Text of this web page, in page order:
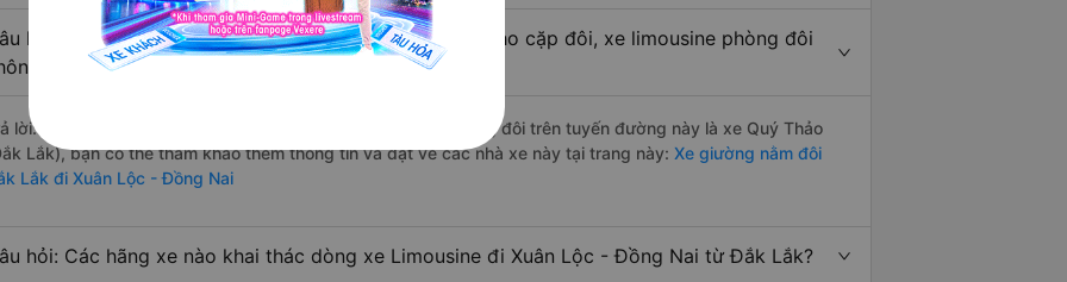
hỏi: Có loại xe Đắk Lắk Xuân Lộc - Đồng Nai dành cho cặp đôi, xe limousine phòng đôi
lời: Hiện tại có 1 hãng xe khai thác dòng xe Limousine giường đôi trên tuyến đường này là xe Quý Thảo
Lắk), bạn có thể tham khảo thêm thông tin và đặt vé các nhà xe này tại trang này: Xe giường nằm đôi
Lắk đi Xuân Lộc - Đồng Nai
hỏi: Các hãng xe nào khai thác dòng xe Limousine đi Xuân Lộc - Đồng Nai từ Đắk Lắk?